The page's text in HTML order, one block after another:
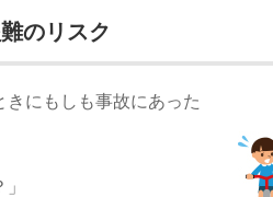
のリスク
にもしも事故にあった